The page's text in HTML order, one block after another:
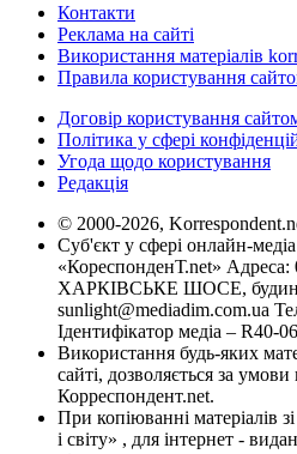
Контакти
Реклама на сайті
Використання матеріалів
Правила користування
Договір користування
Політика у сфері
Угода щодо користування
Редакція
© 2000-2026,
Суб'єкт у сфері онлайн-
«КореспонденТ.net» Адреса:
ХАРКІВСЬКЕ ШОСЕ,
sunlight@mediadim.com.ua
Ідентифікатор медіа – R40-
Використання будь-яких
сайті, дозволяється за
Корреспондент.net.
При копіюванні матеріалів
і світу» , для інтернет -